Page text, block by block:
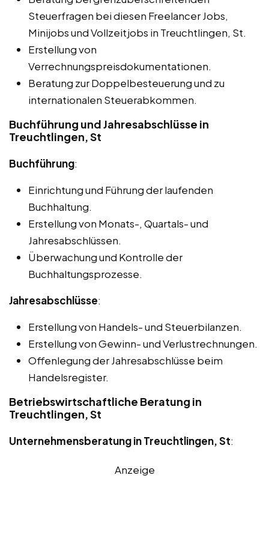
Steuerfragen bei diesen Freelancer Jobs,
Minijobs und Vollzeitjobs in Treuchtlingen, St.
Erstellung von
Verrechnungspreisdokumentationen.
Beratung zur Doppelbesteuerung und zu
internationalen Steuerabkommen.
Buchführung und Jahresabschlüsse in
Treuchtlingen, St
Buchführung:
Einrichtung und Führung der laufenden
Buchhaltung.
Erstellung von Monats-, Quartals- und
Jahresabschlüssen.
Überwachung und Kontrolle der
Buchhaltungsprozesse.
Jahresabschlüsse:
Erstellung von Handels- und Steuerbilanzen.
Erstellung von Gewinn- und Verlustrechnungen.
Offenlegung der Jahresabschlüsse beim
Handelsregister.
Betriebswirtschaftliche Beratung in
Treuchtlingen, St
Unternehmensberatung in Treuchtlingen, St:
Anzeige